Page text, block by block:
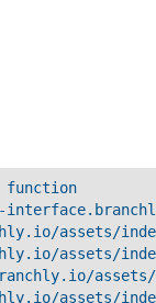
function
assets/
assets/
assets/